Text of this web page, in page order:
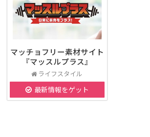
マッチョフリー素材サイト
『マッスルプラス』
ライフスタイル
最新情報をゲット